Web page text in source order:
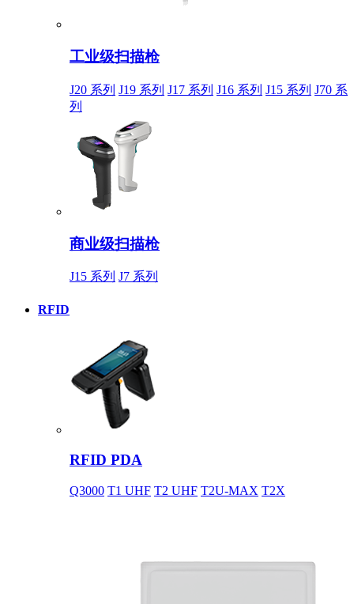
工业级扫描枪
J20 系列 J19 系列 J17 系列 J16 系列 J15 系列 J70 系
列
商业级扫描枪
J15 系列 J7 系列
RFID
RFID PDA
Q3000 T1 UHF T2 UHF T2U-MAX T2X